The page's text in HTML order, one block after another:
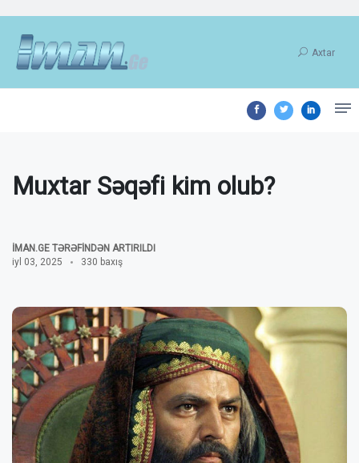
Axtar
Muxtar Səqəfi kim olub?
İMAN.GE TƏRƏFINDƏN ARTIRILDI
iyl 03, 2025
330 baxış